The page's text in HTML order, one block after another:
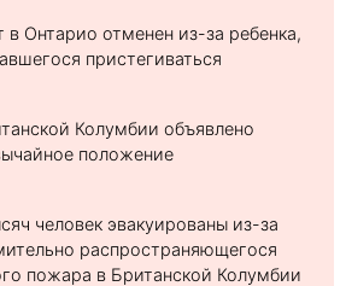
в Онтарио отменен из-за ребенка,
пристегиваться
Колумбии объявлено
положение
человек эвакуированы из-за
распространяющегося
пожара в Британской Колумбии